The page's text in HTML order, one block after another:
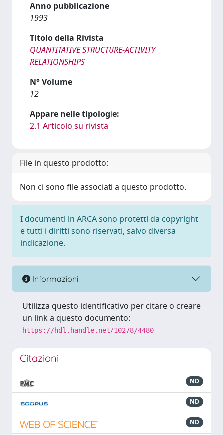
Anno pubblicazione
1993
Titolo della Rivista
QUANTITATIVE STRUCTURE-ACTIVITY
RELATIONSHIPS
N° Volume
12
Appare nelle tipologie:
2.1 Articolo su rivista
File in questo prodotto:
Non ci sono file associati a questo prodotto.
I documenti in ARCA sono protetti da copyright
e tutti i diritti sono riservati, salvo diversa
indicazione.
Informazioni
Utilizza questo identificativo per citare o creare
un link a questo documento:
https://hdl.handle.net/10278/4480
Citazioni
ND
ND
ND